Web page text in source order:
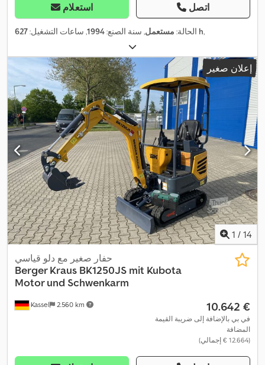
استعلام اتصل
الحالة: مستعمل, سنة الصنع:1994, ساعات التشغيل: 627 h,
إعلان صغير
1 / 14
Kassel 2.560 km
حفار صغير مع دلو قياسي
Berger Kraus BK1250JS mit Kubota
Motor und Schwenkarm
‏10.642 €
في بي بالإضافة إلى ضريبة القيمة
المضافة
(‏12.664 € إجمالي)